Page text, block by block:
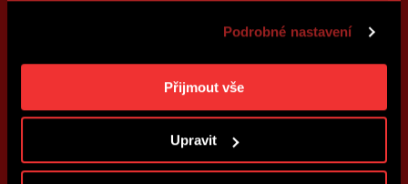
reklamu na základě Vašich preferencí. Jednotlivé
cookies a účely zpracování si můžete nastavit v
„Podrobném nastavení“. Nastavení cookies si můžete
kdykoliv změnit. Jak takovou úpravu provést a další
Podrobné nastavení
Přijmout vše
Upravit